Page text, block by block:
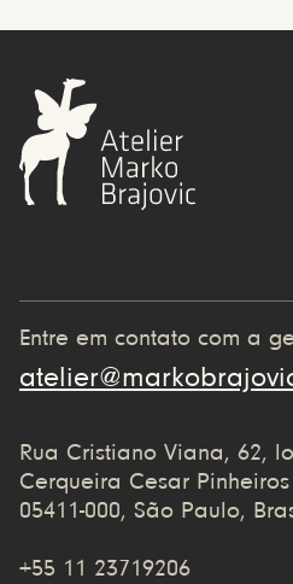
Entre em contato com a
Rua Cristiano Viana, 62,
Cerqueira Cesar Pinheiros
05411-000, São Paulo,
+55 11 23719206